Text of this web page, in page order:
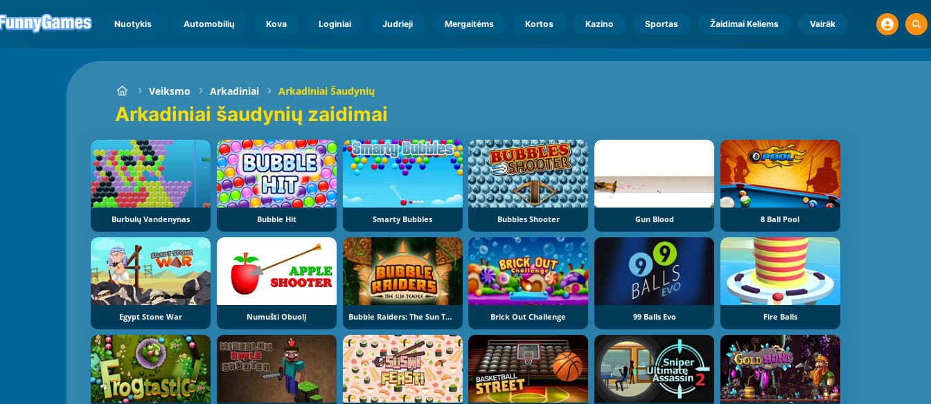
Nuotykis Automobilių Kova Loginiai Judrieji Mergaitėms Kortos Kazino Sportas Žaidimai Keliems Vairāk
Veiksmo Arkadiniai Arkadiniai Šaudynių
Arkadiniai šaudynių zaidimai
Burbulų Vandenynas Bubble Hit Smarty Bubbles Bubbles Shooter Gun Blood 8 Ball Pool
Egypt Stone War Numušti Obuolį Bubble Raiders: The Sun Temple Brick Out Challenge 99 Balls Evo Fire Balls